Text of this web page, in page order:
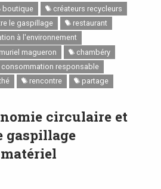
boutique
créateurs recycleurs
le gaspillage
restaurant
à l'environnement
muriel magueron
chambéry
consommation responsable
rencontre partage
circulaire et
gaspillage